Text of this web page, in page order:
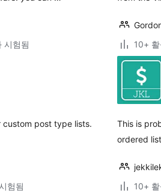
시험됨
10+
post type lists.
험됨
This is
ordered
10+